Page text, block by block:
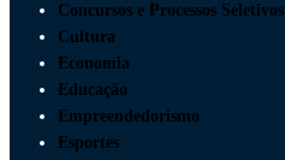
Concursos e Processos Seletivos
Cultura
Economia
Educação
Empreendedorismo
Esportes